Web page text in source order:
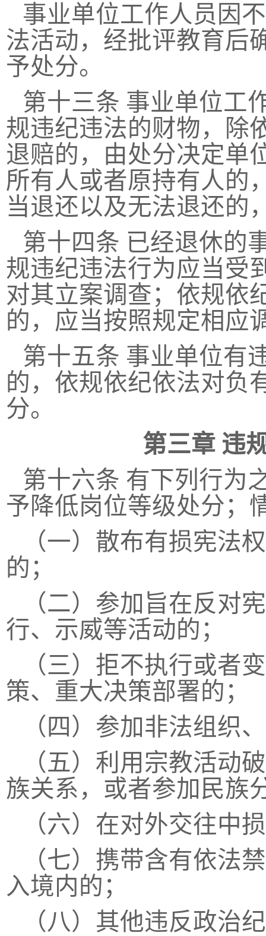
事业单位工作人员因
法活动，经批评教育后
予处分。
第十三条 事业单位工
规违纪违法的财物，除
退赔的，由处分决定单
所有人或者原持有人的
当退还以及无法退还的
第十四条 已经退休的
规违纪违法行为应当受
对其立案调查；依规依
的，应当按照规定相应
第十五条 事业单位有
的，依规依纪依法对负
分。
第三章 违
第十六条 有下列行为
予降低岗位等级处分；
（一）散布有损宪法
的；
（二）参加旨在反对
行、示威等活动的；
（三）拒不执行或者
策、重大决策部署的；
（四）参加非法组织
（五）利用宗教活动
族关系，或者参加民族
（六）在对外交往中
（七）携带含有依法
入境内的；
（八）其他违反政治